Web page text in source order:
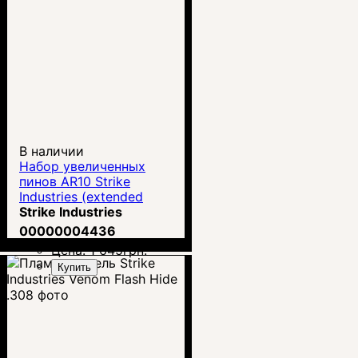
В наличии
Набор увеличенных
пинов AR10 Strike
Industries (extended
pivot takedown pins) SI-
AR10-EPTP-BK
Strike Industries
00000004436
Цена:1 645грн.
Купить